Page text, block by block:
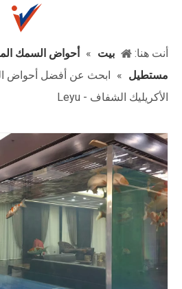
أنت هنا: بيت » أحواض السمك
مستطيل » ابحث عن أفضل أحواض
الأكريليك الشفاف - Leyu